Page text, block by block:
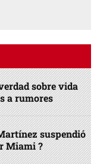
sobre vida
a rumores
suspendió
Miami ?